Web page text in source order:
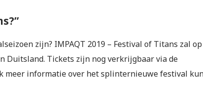
zijn? IMPAQT 2019 – Festival of Titans zal
Duitsland. Tickets zijn nog verkrijgbaar via de
meer informatie over het splinternieuwe festival